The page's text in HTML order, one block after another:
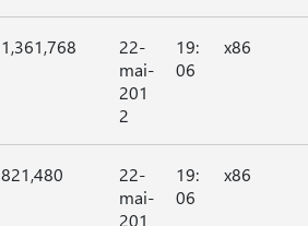
1,361,768
22-
mai-
201
2
19:
06
x86
821,480
22-
mai-
201
19:
06
x86